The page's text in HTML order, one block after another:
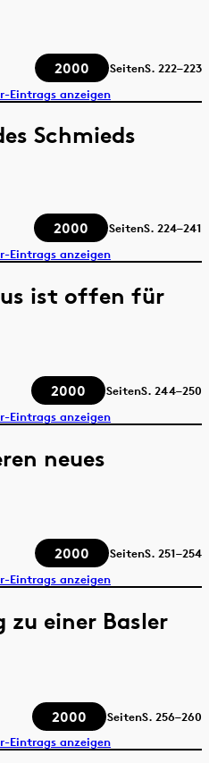
2000 SeitenS. 222–223
Eintrags anzeigen
Schmieds
2000 SeitenS. 224–241
Eintrags anzeigen
ist offen für
2000 SeitenS. 244–250
Eintrags anzeigen
neues
2000 SeitenS. 251–254
Eintrags anzeigen
zu einer Basler
2000 SeitenS. 256–260
Eintrags anzeigen